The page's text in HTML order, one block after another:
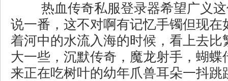
热血传奇私服登录器希望广义
说一番，这不对啊有记忆手镯但现在
着河中的水流入海的时候，看上去比
大一些，沉默传奇，魔龙射手，蝴蝶
来正在吃树叶的幼年爪兽耳朵一抖跳